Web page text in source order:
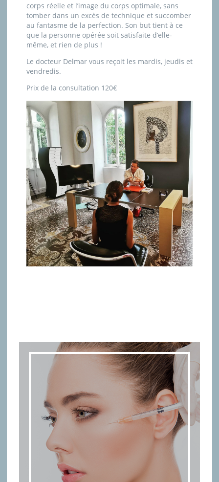
corps réelle et l’image du corps optimale, sans
tomber dans un excès de technique et succomber
au fantasme de la perfection. Son but tient à ce
que la personne opérée soit satisfaite d’elle-
même, et rien de plus !
Le docteur Delmar vous reçoit les mardis, jeudis et
vendredis.
Prix de la consultation 120€